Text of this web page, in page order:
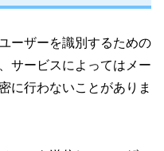
ーザーを識別するための
サービスによってはメー
に行わないことがありま